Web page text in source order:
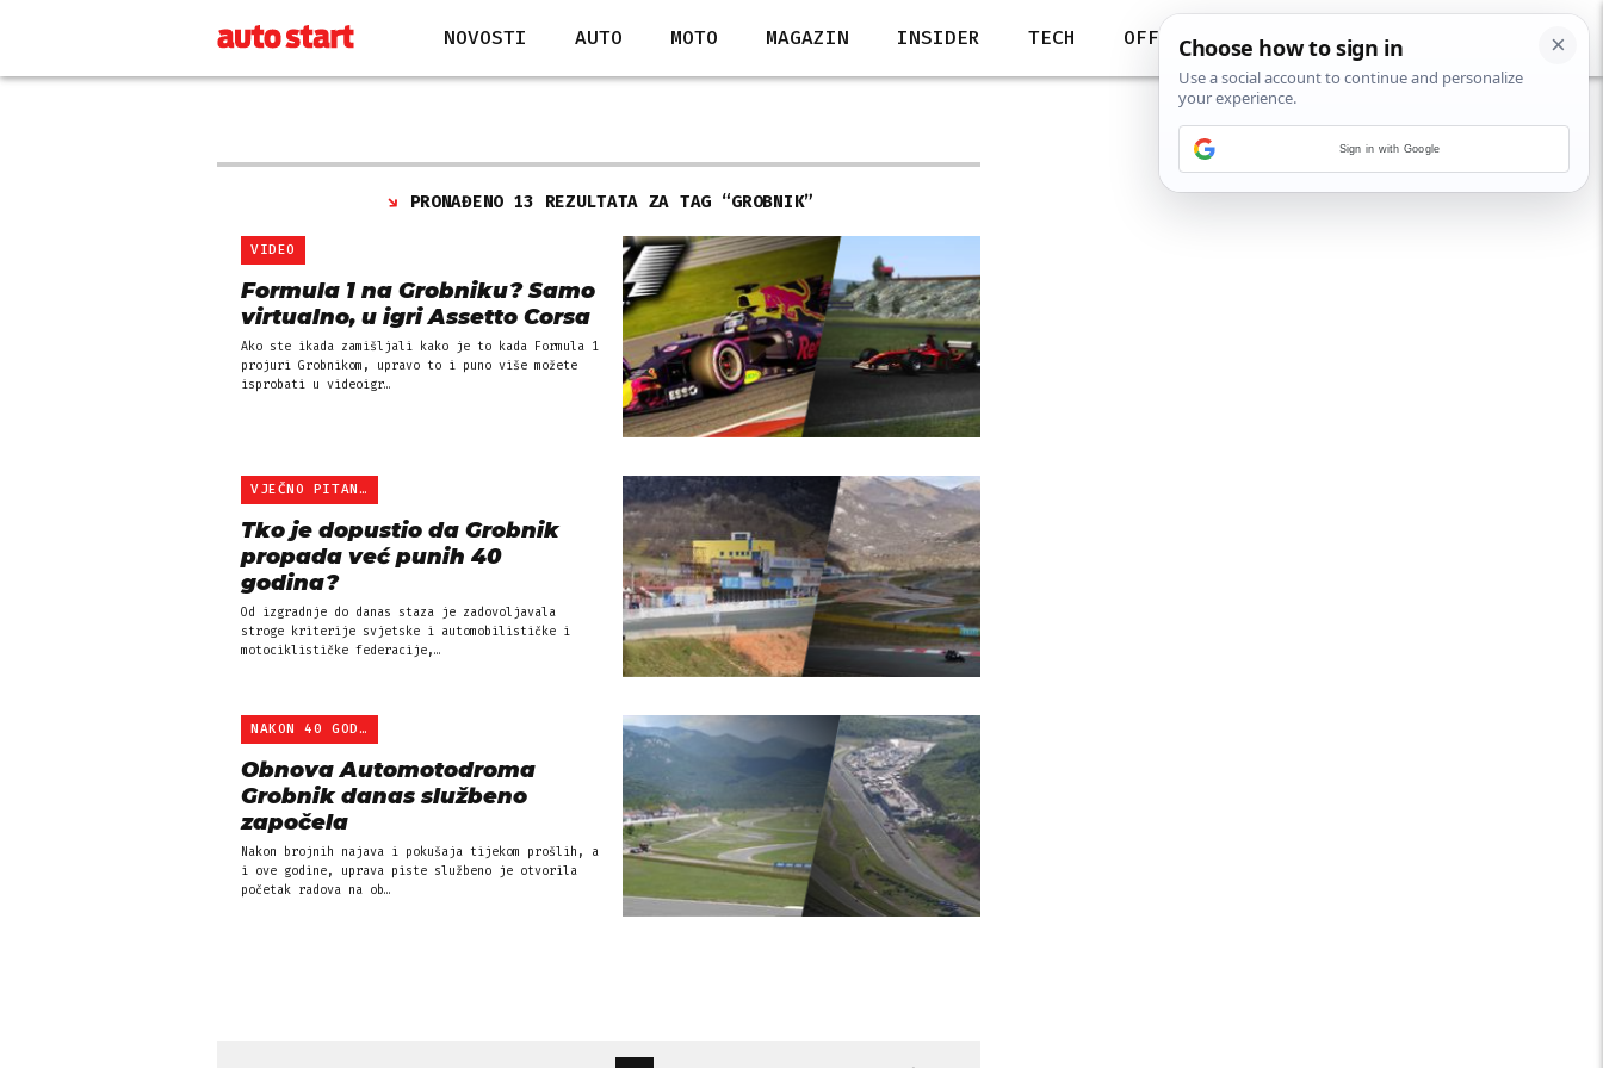
NOVOSTI AUTO MOTO MAGAZIN INSIDER TECH OFF
PRONAĐENO 13 REZULTATA ZA TAG “GROBNIK”
VIDEO
Formula 1 na Grobniku? Samo
virtualno, u igri Assetto Corsa
Ako ste ikada zamišljali kako je to kada Formula 1
projuri Grobnikom, upravo to i puno više možete
isprobati u videoigr…
VJEČNO PITANJE
Tko je dopustio da Grobnik
propada već punih 40
godina?
Od izgradnje do danas staza je zadovoljavala
stroge kriterije svjetske i automobilističke i
motociklističke federacije,…
NAKON 40 GODINA
Obnova Automotodroma
Grobnik danas službeno
započela
Nakon brojnih najava i pokušaja tijekom prošlih, a
i ove godine, uprava piste službeno je otvorila
početak radova na ob…
Sign in with Google